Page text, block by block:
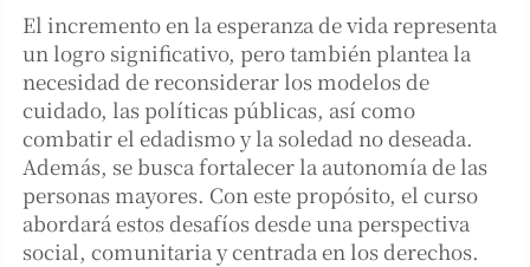
El incremento en la esperanza de vida representa
un logro significativo, pero también plantea la
necesidad de reconsiderar los modelos de
cuidado, las políticas públicas, así como
combatir el edadismo y la soledad no deseada.
Además, se busca fortalecer la autonomía de las
personas mayores. Con este propósito, el curso
abordará estos desafíos desde una perspectiva
social, comunitaria y centrada en los derechos.